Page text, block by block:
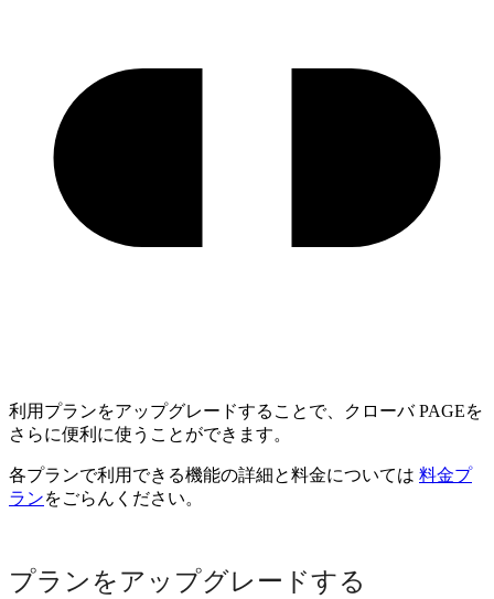
利用プランをアップグレードすることで、クローバ PAGEを
さらに便利に使うことができます。
各プランで利用できる機能の詳細と料金については 料金プ
ランをごらんください。
プランをアップグレードする